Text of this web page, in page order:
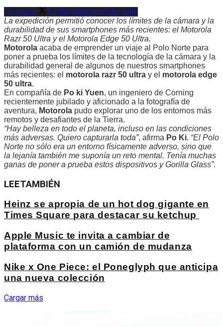
Facebook TwitterWhatsappTelegram
La expedición permitió conocer los límites de la cámara y la
durabilidad de sus smartphones más recientes: el Motorola
Razr 50 Ultra y el Motorola Edge 50 Ultra.
Motorola acaba de emprender un viaje al Polo Norte para
poner a prueba los límites de la tecnología de la cámara y la
durabilidad general de algunos de nuestros smartphones
más recientes: el motorola razr 50 ultra y el motorola edge
50 ultra.
En compañía de Po ki Yuen, un ingeniero de Corning
recientemente jubilado y aficionado a la fotografía de
aventura, Motorola pudo explorar uno de los entornos más
remotos y desafiantes de la Tierra.
“Hay belleza en todo el planeta, incluso en las condiciones
más adversas. Quiero capturarla toda”, afirma Po Ki. “El Polo
Norte no sólo era un entorno físicamente adverso, sino que
la lejanía también me suponía un reto mental. Tenía muchas
ganas de poner a prueba estos dispositivos y Gorilla Glass”.
LEETAMBIÉN
Heinz se apropia de un hot dog gigante en
Times Square para destacar su ketchup
Apple Music te invita a cambiar de
plataforma con un camión de mudanza
Nike x One Piece: el Poneglyph que anticipa
una nueva colección
Cargar más